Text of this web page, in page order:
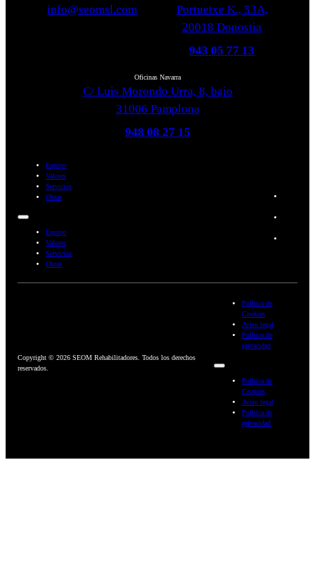
info@seomsl.com
Portuetxe K., 53A,
20018 Donostia
943 05 77 13
Oficinas Navarra
C/ Luis Morondo Urra, 8, bajo
31006 Pamplona
948 08 27 15
Equipo
Valores
Servicios
Obras
Equipo
Valores
Servicios
Obras
Copyright © 2026 SEOM Rehabilitadores. Todos los derechos
reservados.
Política de
Cookies
Aviso legal
Política de
privacidad
Política de
Cookies
Aviso legal
Política de
privacidad